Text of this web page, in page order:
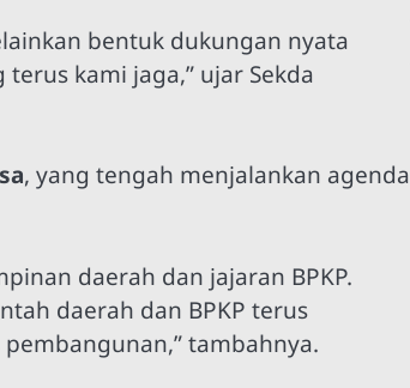
bentuk dukungan nyata
kami jaga,” ujar Sekda
, yang tengah menjalankan agenda
daerah dan jajaran BPKP.
daerah dan BPKP terus
tambahnya.